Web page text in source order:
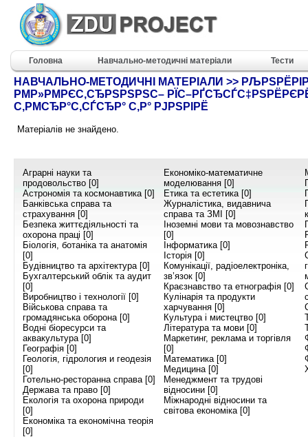
Головна Навчально-методичні матеріали Тести
НАВЧАЛЬНО-МЕТОДИЧНІ МАТЕРІАЛИ >>
РΜР»РΜРЄС‚СЂРЅРЅРЅС–
С‚РΜСЂР°С‚СЃСЂР° С‚Р° РЈРЅРІРЁ
Матеріалів не знайдено.
Аграрні науки та
продовольство [0]
Астрономія та космонавтика [0]
Банківська справа та
страхування [0]
Безпека життєдіяльності та
охорона праці [0]
Біологія, ботаніка та анатомія
[0]
Будівництво та архітектура [0]
Бухгалтерський облік та аудит
[0]
Виробництво і технології [0]
Військова справа та
громадянська оборона [0]
Водні біоресурси та
аквакультура [0]
Географія [0]
Геологія, гідрология и геодезія
[0]
Готельно-ресторанна справа [0]
Держава та право [0]
Екологія та охорона природи
[0]
Економіка та економічна теорія
[0]
Економіко-математичне
моделювання [0]
Етика та естетика [0]
Журналістика, видавнича
справа та ЗМІ [0]
Іноземні мови та мовознавство
[0]
Інформатика [0]
Історія [0]
Комунікації, радіоелектроніка,
зв’язок [0]
Краєзнавство та етнографія [0]
Кулінарія та продукти
харчування [0]
Культура і мистецтво [0]
Література та мови [0]
Маркетинг, реклама и торгівля
[0]
Математика [0]
Медицина [0]
Менеджмент та трудові
відносини [0]
Міжнародні відносини та
світова економіка [0]